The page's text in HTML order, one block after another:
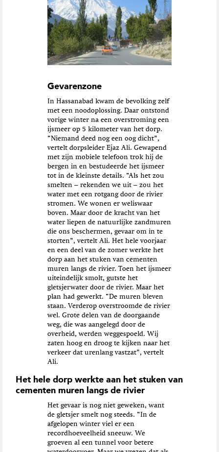
Gevarenzone
In Hassanabad kwam de bevolking zelf
met een noodoplossing. Daar ontstond
vorige winter na een overstroming een
ijsmeer op 5 kilometer van het dorp.
“Niemand deed nog een oog dicht”,
vertelt dorpsleider Ejaz Ali. Gewapend
met zijn mobiele telefoon trok hij de
bergen in en bestudeerde het ijsmeer
tot in de kleinste details. “Als het zou
smelten – rekenden we uit – zou het
water met een rotgang door de rivier
stromen. We wonen er weliswaar
boven. Maar door de kracht van het
water liepen de natuurlijke zandmuren
die ons beschermen, gevaar om in te
storten”, vertelt Ali. Het hele voorjaar
en een deel van de zomer werkte het
dorp aan het stuken van cementen
muren langs de rivier. Toen het ijsmeer
uiteindelijk smolt, gutste het
gletsjerwater door de rivier. Maar het
plan had gewerkt. “De muren bleven
staan. Verderop overstroomde de rivier
wel. Grote delen van de doorgaande
weg, die was aangelegd door de
overheid, werden weggespoeld. Wij
zaten hoog en droog te kijken naar het
verkeer dat urenlang vastzat”, vertelt
Ali.
Het hele dorp werkte aan het stuken van
cementen muren langs de rivier
Het gevaar is nog niet geweken, want
de gletsjer smelt nog steeds. “In de
afgelopen winter viel er een
recordhoeveelheid sneeuw. We
groeven al een tunnel voor betere